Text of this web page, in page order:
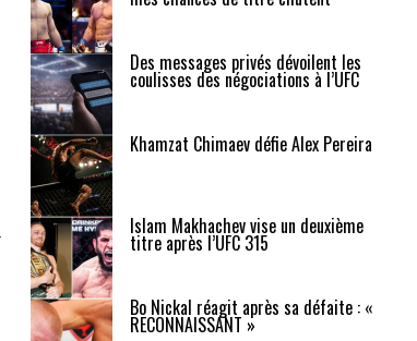
Des messages privés dévoilent les
coulisses des négociations à l’UFC
Khamzat Chimaev défie Alex Pereira
Islam Makhachev vise un deuxième
titre après l’UFC 315
Bo Nickal réagit après sa défaite : «
RECONNAISSANT »